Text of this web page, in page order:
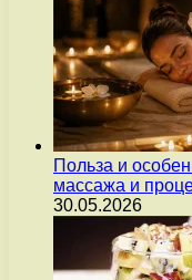
Польза и
массажа и
30.05.2026